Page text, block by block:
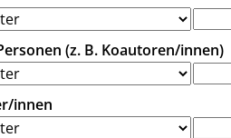
(z. B. Koautoren/innen)
innen